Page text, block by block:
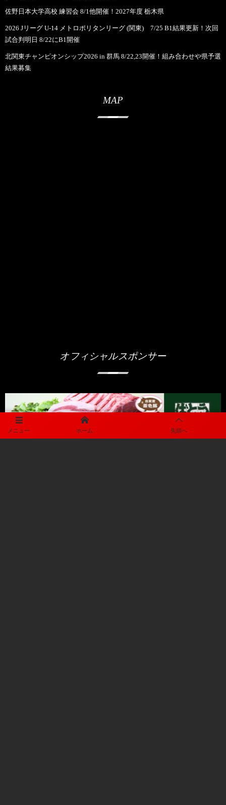
メニュー ホーム 先頭へ
佐野日本大学高校 練習会 8/1他開催！2027年度 栃木県
2026 Jリーグ U-14 メトロポリタンリーグ (関東) 7/25 B1結果更新！次回
試合判明日 8/22にB1開催
北関東チャンピオンシップ2026 in 群馬 8/22,23開催！組み合わせや県予選
結果募集
MAP
オフィシャルスポンサー